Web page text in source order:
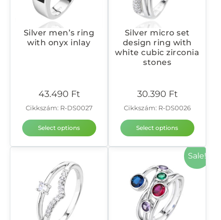
Silver men’s ring
with onyx inlay
43.490 Ft
Cikkszám: R-DS0027
Select options
Silver micro set
design ring with
white cubic zirconia
stones
30.390 Ft
Cikkszám: R-DS0026
Select options
Sale!